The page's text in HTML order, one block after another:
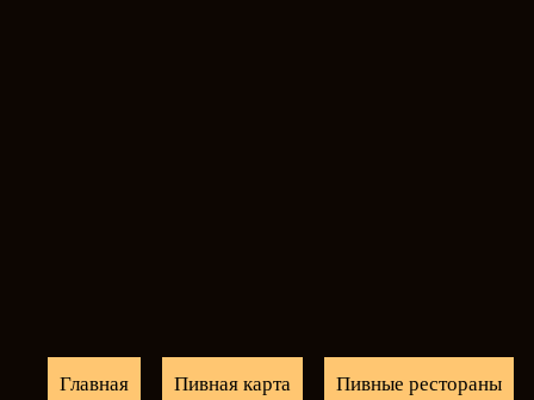
Главная Пивная карта Пивные рестораны